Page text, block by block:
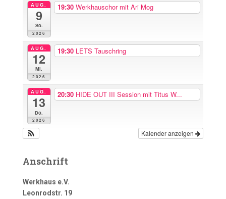
AUG.
9
So.
2026
19:30 Werkhauschor mit Ari Mog
AUG.
12
Mi.
2026
19:30 LETS Tauschring
AUG.
13
Do.
2026
20:30 HIDE OUT III Session mit Titus W...
Kalender anzeigen
Anschrift
Werkhaus e.V.
Leonrodstr. 19